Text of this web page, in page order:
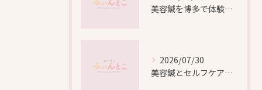
美容鍼を博多で体験する際の効果や安全性と料金比較徹底ガイド
2026/07/30
美容鍼とセルフケアで叶える愛知県名古屋市北区米が瀬町の新しい美しさ